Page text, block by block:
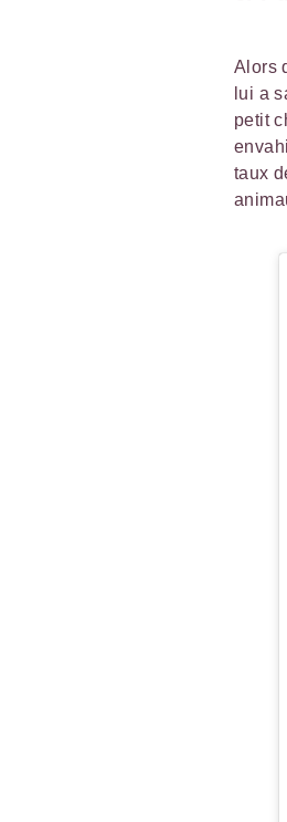
Alors
lui a
petit
taux